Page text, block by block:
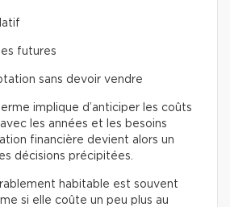
futures
sans devoir vendre
implique d’anticiper les coûts
les années et les besoins
financière devient alors un
décisions précipitées.
habitable est souvent
si elle coûte un peu plus au